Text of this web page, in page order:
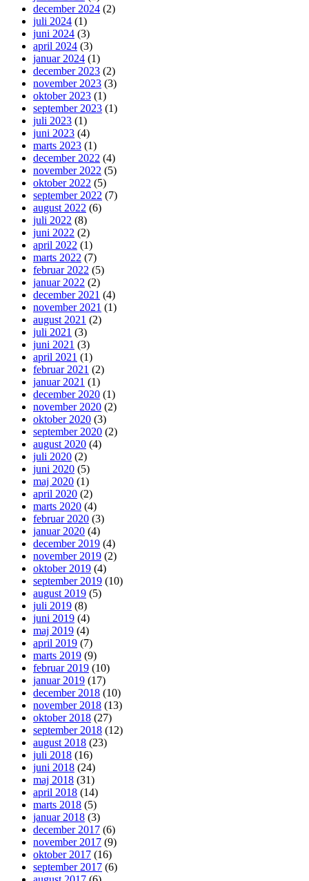
december 2024 (2)
juli 2024 (1)
juni 2024 (3)
april 2024 (3)
januar 2024 (1)
december 2023 (2)
november 2023 (3)
oktober 2023 (1)
september 2023 (1)
juli 2023 (1)
juni 2023 (4)
marts 2023 (1)
december 2022 (4)
november 2022 (5)
oktober 2022 (5)
september 2022 (7)
august 2022 (6)
juli 2022 (8)
juni 2022 (2)
april 2022 (1)
marts 2022 (7)
februar 2022 (5)
januar 2022 (2)
december 2021 (4)
november 2021 (1)
august 2021 (2)
juli 2021 (3)
juni 2021 (3)
april 2021 (1)
februar 2021 (2)
januar 2021 (1)
december 2020 (1)
november 2020 (2)
oktober 2020 (3)
september 2020 (2)
august 2020 (4)
juli 2020 (2)
juni 2020 (5)
maj 2020 (1)
april 2020 (2)
marts 2020 (4)
februar 2020 (3)
januar 2020 (4)
december 2019 (4)
november 2019 (2)
oktober 2019 (4)
september 2019 (10)
august 2019 (5)
juli 2019 (8)
juni 2019 (4)
maj 2019 (4)
april 2019 (7)
marts 2019 (9)
februar 2019 (10)
januar 2019 (17)
december 2018 (10)
november 2018 (13)
oktober 2018 (27)
september 2018 (12)
august 2018 (23)
juli 2018 (16)
juni 2018 (24)
maj 2018 (31)
april 2018 (14)
marts 2018 (5)
januar 2018 (3)
december 2017 (6)
november 2017 (9)
oktober 2017 (16)
september 2017 (6)